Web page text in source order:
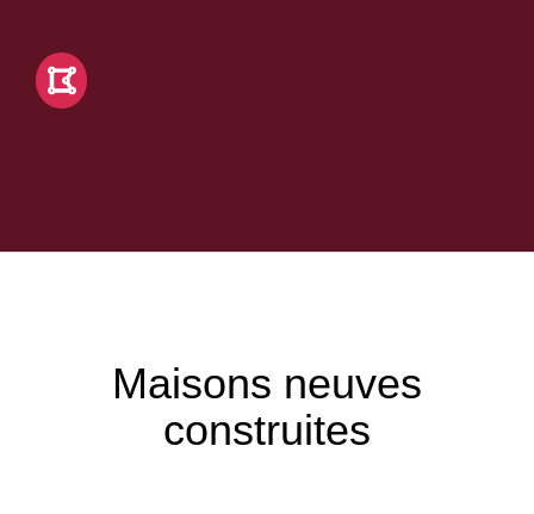
Maisons neuves
construites